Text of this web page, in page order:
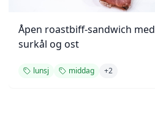
Åpen roastbiff-sandwich med
surkål og ost
lunsj middag +2